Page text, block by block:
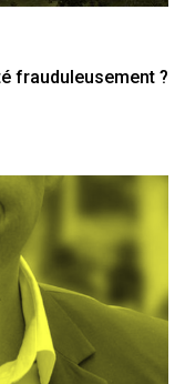
frauduleusement ?